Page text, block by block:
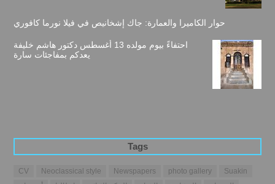
حوار الكاميرا والعمارة: جاك إشخانيص في فيلا نورما كافوري
احتفاءً بيوم مولده 13 أغسطس دكتور هاشم خليفة
يعدكم بمفاجئات سارة
Tags
CV Neoclassical style Newspapers photo gallery
Suakin